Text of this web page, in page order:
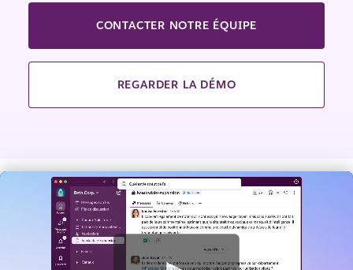
CONTACTER NOTRE ÉQUIPE
REGARDER LA DÉMO
V